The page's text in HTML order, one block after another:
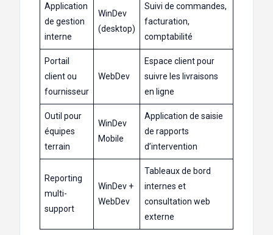
Application
de gestion
interne
WinDev
(desktop)
Suivi de commandes,
facturation,
comptabilité
Portail
client ou
fournisseur
WebDev
Espace client pour
suivre les livraisons
en ligne
Outil pour
équipes
terrain
WinDev
Mobile
Application de saisie
de rapports
d’intervention
Reporting
multi-
support
WinDev +
WebDev
Tableaux de bord
internes et
consultation web
externe